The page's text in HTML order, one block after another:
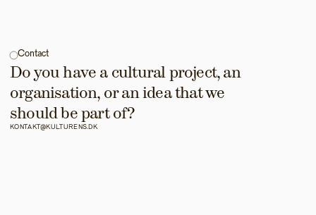
Contact
Do you have a cultural project, an
organisation, or an idea that we
should be part of?
KONTAKT@KULTURENS.DK